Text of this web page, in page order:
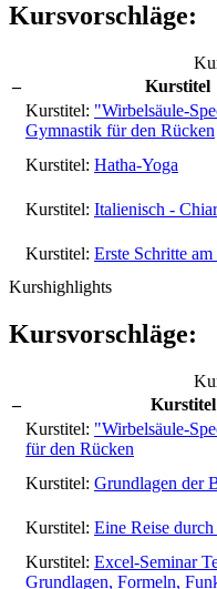
Kursvorschläge:
–
Kurstitel
Kurstitel: "Wirbelsäule-
Gymnastik für den Rücken
Kurstitel: Hatha-Yoga
Kurstitel: Italienisch -
Kurstitel: Erste Schritte am
Kurshighlights
Kursvorschläge:
–
Kurstitel
Kurstitel: "Wirbelsäule-
für den Rücken
Kurstitel: Grundlagen der
Kurstitel: Eine Reise
Kurstitel: Excel-Seminar
Grundlagen, Formeln,